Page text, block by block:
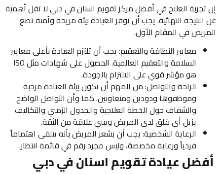
إن تجربة العلاج في أفضل مركز تقويم اسنان في دبي لا تقل أهمية
عن النتيجة النهائية. يجب أن توفر العيادة بيئة مريحة وآمنة تضع
المريض في المقام الأول.
معايير النظافة والتعقيم: يجب أن تلتزم العيادة بأعلى معايير
السلامة والتعقيم العالمية. الحصول على شهادات مثل ISO
هو مؤشر قوي على الالتزام بالجودة.
الراحة والتواصل: من المهم أن تكون بيئة العيادة مرحبة
وموظفوها ودودين ومتعاونين. كما وأن التواصل الواضح
والشفاف حول الخطة العلاجية والجدول الزمني والتكاليف
يزيل أي قلق لدى المريض ويبني علاقة من الثقة.
الرعاية الشخصية: يجب أن يشعر المريض بأنه يتلقى اهتماماً
فردياً ورعاية مخصصة، وليس مجرد رقم في قائمة انتظار.
أفضل عيادة تقويم اسنان في دبي